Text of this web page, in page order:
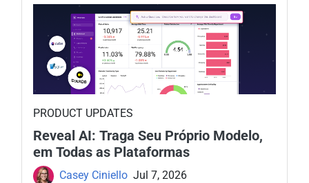
PRODUCT UPDATES
Reveal AI: Traga Seu Próprio Modelo,
em Todas as Plataformas
Casey Ciniello Jul 7, 2026